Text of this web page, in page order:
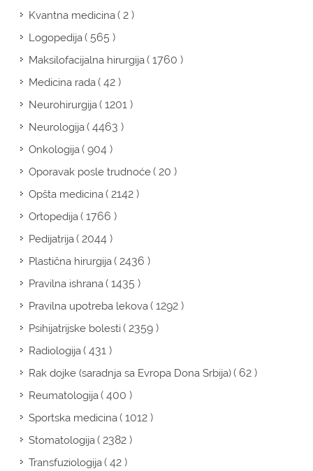
Kvantna medicina( 2 )
Logopedija( 565 )
Maksilofacijalna hirurgija( 1760 )
Medicina rada( 42 )
Neurohirurgija( 1201 )
Neurologija( 4463 )
Onkologija( 904 )
Oporavak posle trudnoće( 20 )
Opšta medicina( 2142 )
Ortopedija( 1766 )
Pedijatrija( 2044 )
Plastična hirurgija( 2436 )
Pravilna ishrana( 1435 )
Pravilna upotreba lekova( 1292 )
Psihijatrijske bolesti( 2359 )
Radiologija( 431 )
Rak dojke (saradnja sa Evropa Dona Srbija)( 62 )
Reumatologija( 400 )
Sportska medicina( 1012 )
Stomatologija( 2382 )
Transfuziologija( 42 )